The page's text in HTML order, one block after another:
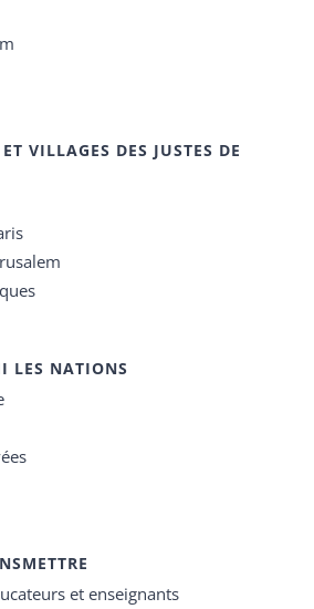
VILLAGES DES JUSTES DE
LES NATIONS
et enseignants